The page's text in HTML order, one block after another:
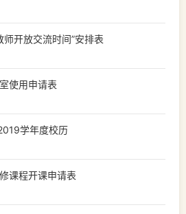
开放交流时间”安排表
使用申请表
学年度校历
课程开课申请表